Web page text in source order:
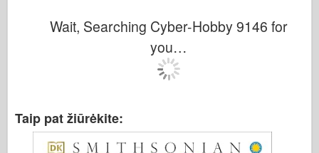
Tamiya
Albumai-Nuotraukos
Vaikščioti aplink
Wait, Searching Cyber-Hobby 9146 for
you…
Taip pat žiūrėkite: